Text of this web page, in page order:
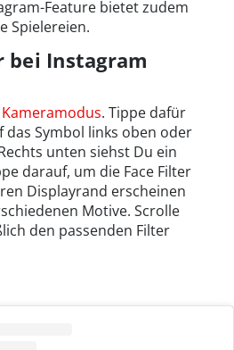
Feature bietet zudem
Spielereien.
bei Instagram
Kameramodus. Tippe dafür
Symbol links oben oder
unten siehst Du ein
darauf, um die Face Filter
Displayrand erscheinen
Motive. Scrolle
den passenden Filter